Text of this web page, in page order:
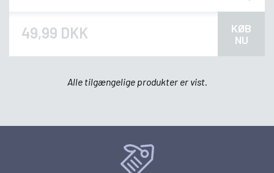
49,99 DKK
KØB
NU
Alle tilgængelige produkter er vist.